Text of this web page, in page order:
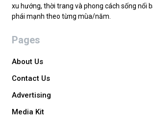
xu hướng, thời trang và phong cách sống nổi
phái mạnh theo từng mùa/năm.
Pages
About Us
Contact Us
Advertising
Media Kit